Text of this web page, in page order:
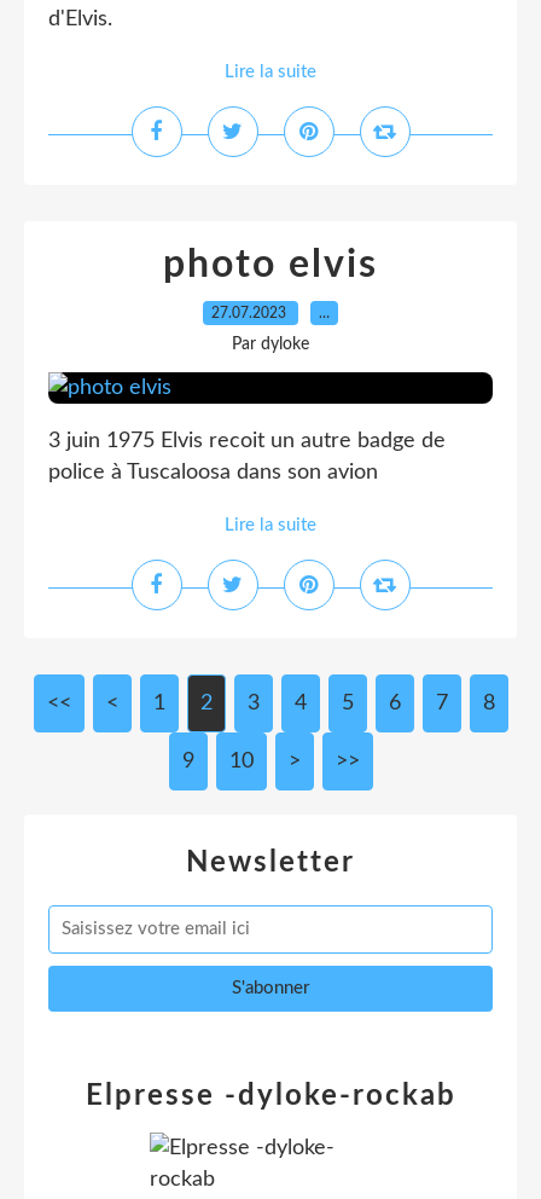
d'Elvis.
Lire la suite
photo elvis
27.07.2023 …
Par dyloke
3 juin 1975 Elvis recoit un autre badge de
police à Tuscaloosa dans son avion
Lire la suite
<< < 1 2 3 4 5 6 7 8
9 10 > >>
Newsletter
Elpresse -dyloke-rockab